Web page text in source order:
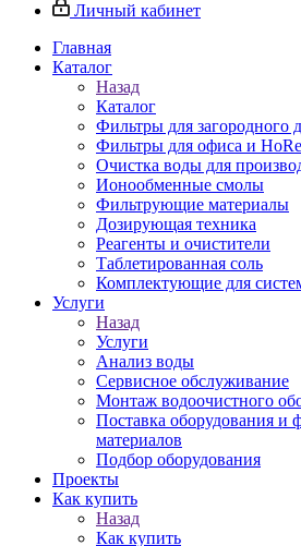
Личный кабинет
Главная
Каталог
Назад
Каталог
Фильтры для загородного
Фильтры для офиса и
Очистка воды для
Ионообменные смолы
Фильтрующие материалы
Дозирующая техника
Реагенты и очистители
Таблетированная соль
Комплектующие для
Услуги
Назад
Услуги
Анализ воды
Сервисное обслуживание
Монтаж водоочистного
Поставка оборудования и
материалов
Подбор оборудования
Проекты
Как купить
Назад
Как купить